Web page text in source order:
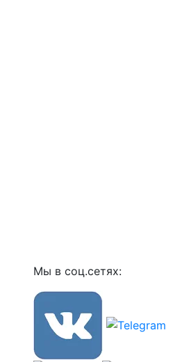
Мы в соц.сетях: